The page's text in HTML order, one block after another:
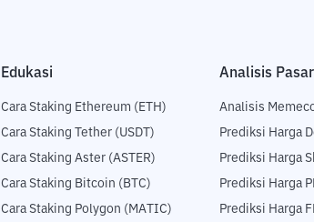
Edukasi
Cara Staking Ethereum (ETH)
Cara Staking Tether (USDT)
Cara Staking Aster (ASTER)
Cara Staking Bitcoin (BTC)
Cara Staking Polygon (MATIC)
Analisis Pasar
Analisis
Prediksi Harga
Prediksi Harga
Prediksi Harga
Prediksi Harga